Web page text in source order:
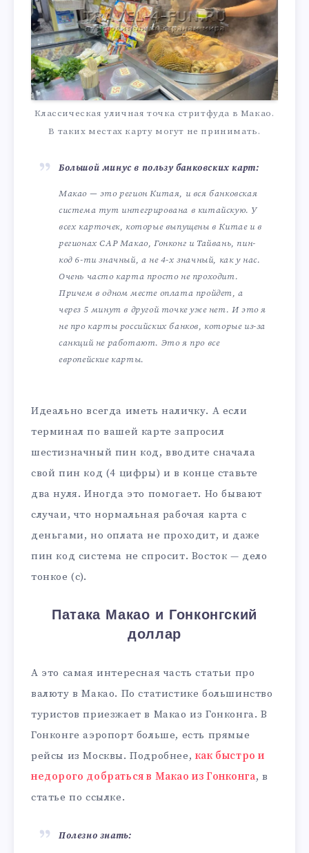
Классическая уличная точка стритфуда в Макао.
В таких местах карту могут не принимать.
Большой минус в пользу банковских карт:
Макао — это регион Китая, и вся банковская
система тут интегрирована в китайскую. У
всех карточек, которые выпущены в Китае и в
регионах САР Макао, Гонконг и Тайвань, пин-
код 6-ти значный, а не 4-х значный, как у нас.
Очень часто карта просто не проходит.
Причем в одном месте оплата пройдет, а
через 5 минут в другой точке уже нет. И это я
не про карты российских банков, которые из-за
санкций не работают. Это я про все
европейские карты.
Идеально всегда иметь наличку. А если
терминал по вашей карте запросил
шестизначный пин код, вводите сначала
свой пин код (4 цифры) и в конце ставьте
два нуля. Иногда это помогает. Но бывают
случаи, что нормальная рабочая карта с
деньгами, но оплата не проходит, и даже
пин код система не спросит. Восток — дело
тонкое (с).
Патака Макао и Гонконгский
доллар
А это самая интересная часть статьи про
валюту в Макао. По статистике большинство
туристов приезжает в Макао из Гонконга. В
Гонконге аэропорт больше, есть прямые
рейсы из Москвы. Подробнее, как быстро и
недорого добраться в Макао из Гонконга, в
статье по ссылке.
Полезно знать: